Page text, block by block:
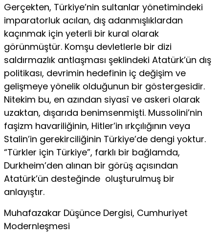
Gerçekten, Türkiye’nin sultanlar yönetimindeki
imparatorluk acılan, dış adanmışlıklardan
kaçınmak için yeterli bir kural olarak
görünmüştür. Komşu devletlerle bir dizi
saldırmazlık antlaşması şeklindeki Atatürk’ün dış
politikası, devrimin hedefinin iç değişim ve
gelişmeye yönelik olduğunun bir göstergesidir.
Nitekim bu, en azından siyasî ve askeri olarak
uzaktan, dışarıda benimsenmişti. Mussolini’nin
faşizm havariliğinin, Hitler’in ırkçılığının veya
Stalin’in gerekirciliğinin Türkiye’de dengi yoktur.
“Türkler için Türkiye”, farklı bir bağlamda,
Durkheim’den alınan bir görüş açısından
Atatürk’ün desteğinde oluşturulmuş bir
anlayıştır.
Muhafazakar Düşünce Dergisi, Cumhuriyet
Modernleşmesi